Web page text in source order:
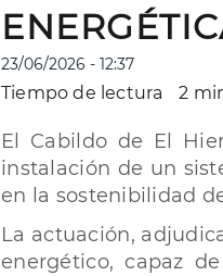
23/06/2026 - 12:37
Tiempo de lectura 2
El Cabildo de El
instalación de un
en la sostenibilidad
La actuación,
energético, capaz